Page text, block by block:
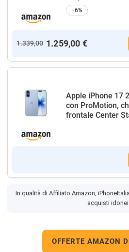
−6%
1.339,00 1.259,00 €
Apple iPhone 17
con ProMotion,
frontale Center
In qualità di Affiliato Amazon,
acquisti idonei.
OFFERTE AMAZON